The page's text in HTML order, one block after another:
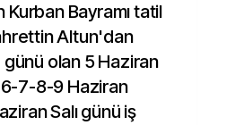
Bayramı tatil
Altun'dan
günü olan 5 Haziran
7-8-9 Haziran
Salı günü iş